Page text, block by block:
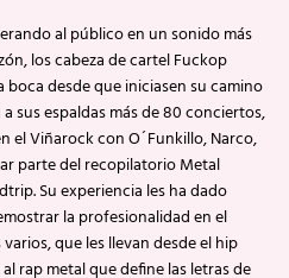
al público en un sonido más
los cabeza de cartel Fuckop
desde que iniciasen su camino
sus espaldas más de 80 conciertos,
el Viñarock con O´Funkillo, Narco,
parte del recopilatorio Metal
Su experiencia les ha dado
la profesionalidad en el
que les llevan desde el hip
rap metal que define las letras de